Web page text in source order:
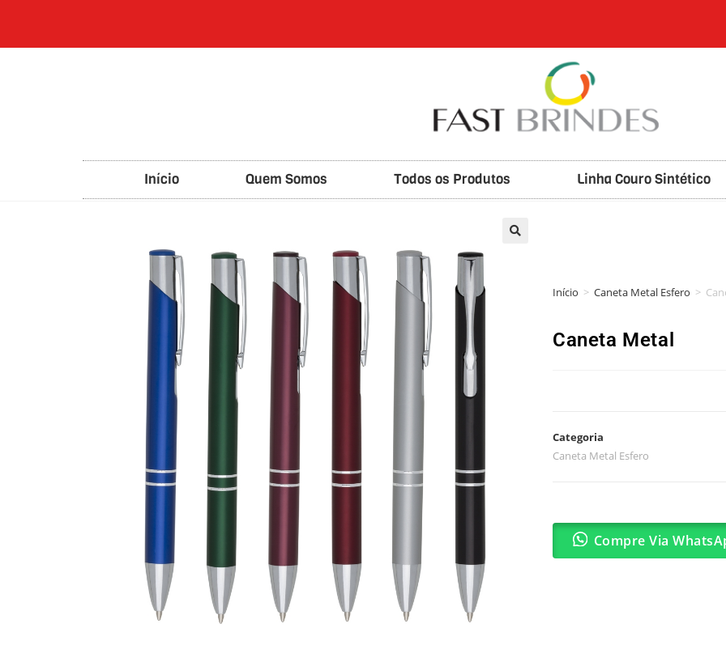
Início Quem Somos Todos os Produtos Linha Couro Sintético
Início > Caneta Metal Esfero >
Caneta Metal
Categoria
Caneta Metal Esfero
Compre Via